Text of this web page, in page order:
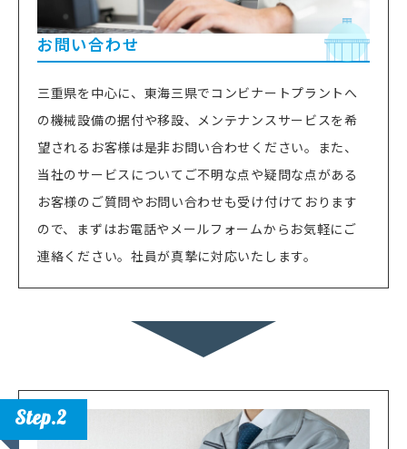
お問い合わせ
三重県を中心に、東海三県でコンビナートプラントへ
の機械設備の据付や移設、メンテナンスサービスを希
望されるお客様は是非お問い合わせください。また、
当社のサービスについてご不明な点や疑問な点がある
お客様のご質問やお問い合わせも受け付けております
ので、まずはお電話やメールフォームからお気軽にご
連絡ください。社員が真摯に対応いたします。
Step.2